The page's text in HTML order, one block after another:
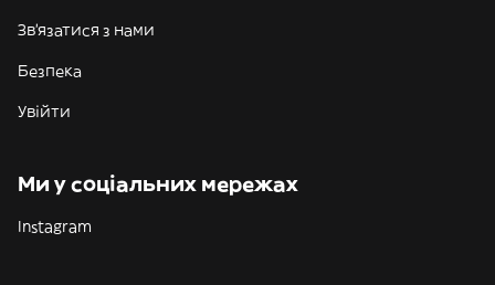
Зв'язатися з нами
Безпека
Увійти
Ми у соціальних мережах
Instagram